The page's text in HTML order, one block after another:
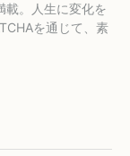
載。人生に変化を
を通じて、素